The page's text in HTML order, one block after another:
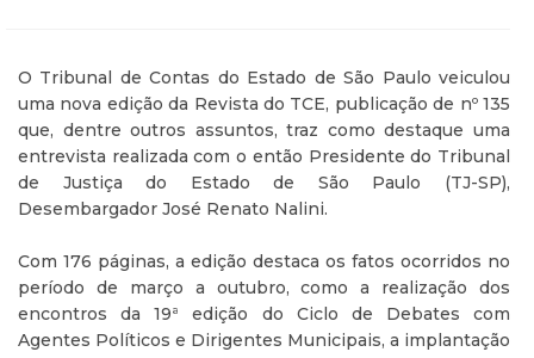
O Tribunal de Contas do Estado de São Paulo veiculou
uma nova edição da Revista do TCE, publicação de nº 135
que, dentre outros assuntos, traz como destaque uma
entrevista realizada com o então Presidente do Tribunal
de Justiça do Estado de São Paulo (TJ-SP),
Desembargador José Renato Nalini.
Com 176 páginas, a edição destaca os fatos ocorridos no
período de março a outubro, como a realização dos
encontros da 19ª edição do Ciclo de Debates com
Agentes Políticos e Dirigentes Municipais, a implantação